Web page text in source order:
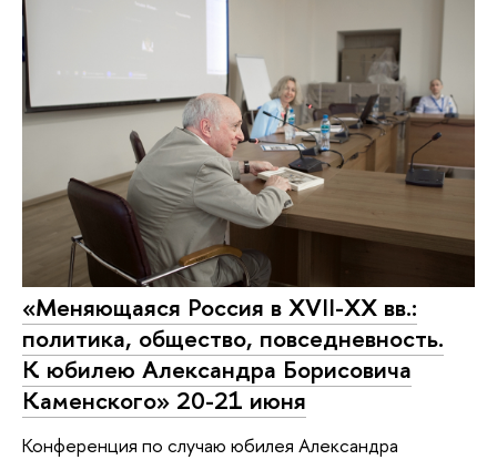
«Меняющаяся Россия в XVII-XX вв.:
политика, общество, повседневность.
К юбилею Александра Борисовича
Каменского» 20-21 июня
Конференция по случаю юбилея Александра